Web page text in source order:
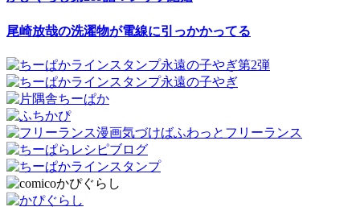
尾崎放哉の洗濯物が電線に引っかかってる